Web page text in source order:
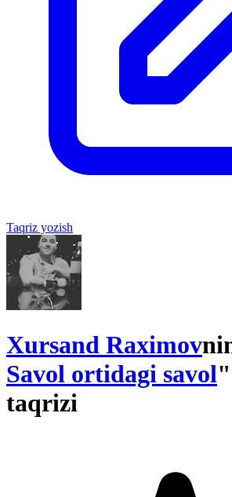
Taqriz yozish
Xursand Raximov
Savol ortidagi savol
taqrizi